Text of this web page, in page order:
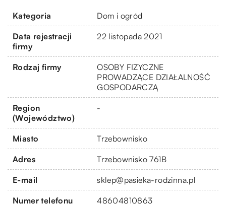
Kategoria Dom i ogród
Data rejestracji
firmy
22 listopada 2021
Rodzaj firmy
OSOBY FIZYCZNE
PROWADZĄCE DZIAŁALNOŚĆ
GOSPODARCZĄ
Region
(Województwo)
-
Miasto Trzebownisko
Adres Trzebownisko 761B
E-mail sklep@pasieka-rodzinna.pl
Numer telefonu 48604810863